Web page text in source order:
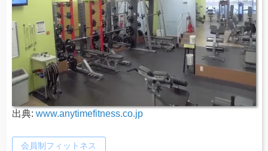
出典: www.anytimefitness.co.jp
会員制フィットネス